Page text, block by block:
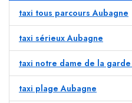
taxi tous parcours Aubagne
taxi sérieux Aubagne
taxi notre dame de la
taxi plage Aubagne